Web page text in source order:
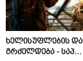
ხელისუფლების
გრძელდება - საპ...